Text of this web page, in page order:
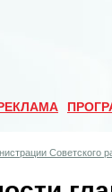
Советского